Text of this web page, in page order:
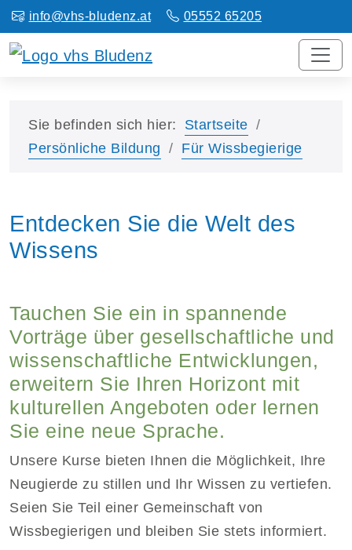
info@vhs-bludenz.at 05552 65205
Sie befinden sich hier:
Startseite
Persönliche Bildung
Für Wissbegierige
Entdecken Sie die Welt des
Wissens
Tauchen Sie ein in spannende
Vorträge über gesellschaftliche und
wissenschaftliche Entwicklungen,
erweitern Sie Ihren Horizont mit
kulturellen Angeboten oder lernen
Sie eine neue Sprache.
Unsere Kurse bieten Ihnen die Möglichkeit, Ihre
Neugierde zu stillen und Ihr Wissen zu vertiefen.
Seien Sie Teil einer Gemeinschaft von
Wissbegierigen und bleiben Sie stets informiert.